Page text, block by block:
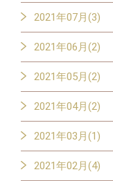
2021年07月(3)
2021年06月(2)
2021年05月(2)
2021年04月(2)
2021年03月(1)
2021年02月(4)